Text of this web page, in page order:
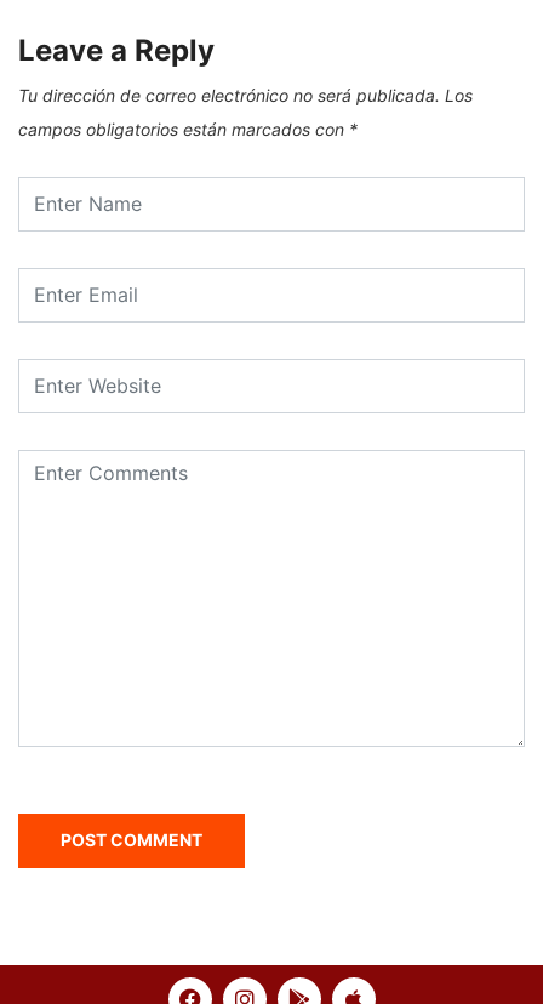
Leave a Reply
Tu dirección de correo electrónico no será publicada. Los
campos obligatorios están marcados con *